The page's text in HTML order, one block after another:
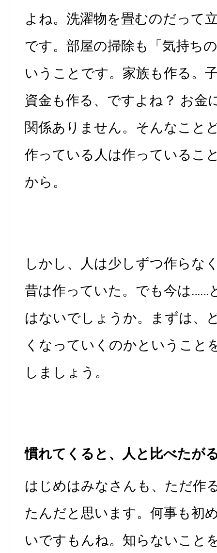
よね。洗濯物を畳むのだって
です。部屋の掃除も「気持ち
いうことです。家族も作る。
資金も作る、ですよね？ お金
関係ありません。そんなこと
作っている人は作っているこ
から。
しかし、人は少しずつ作らな
昔は作っていた。でも今は……
はないでしょうか。まずは、
くなっていくのかということ
しましょう。
慣れてくると、人と比べたが
はじめはみなさんも、ただ作
たんだと思います。何事も初
いですもんね。知らないこと